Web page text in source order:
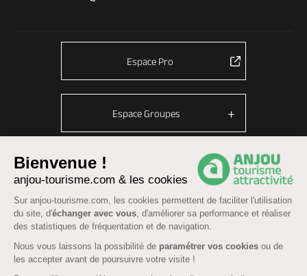
Bienvenue !
anjou-tourisme.com & les cookies
Sur anjou-tourisme.com, les cookies permettent de faciliter l'utilisation
du site, d'échanger avec vous, d'améliorer sa performance et réaliser
des statistiques de fréquentation et de navigation.
Nous vous laissons la possibilité de paramétrer vos cookies ou de
les accepter avant de poursuivre votre visite !
Espace Pro
Espace Groupes
© Anjou tourisme 2026 - Plan du site
Mentions légales -Données personnelles -Cookies
CGU Réservation -Accessibilité : partiellement conforme